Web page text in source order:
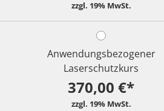
Anwendungsbezogener
Laserschutzkurs
370,00 €*